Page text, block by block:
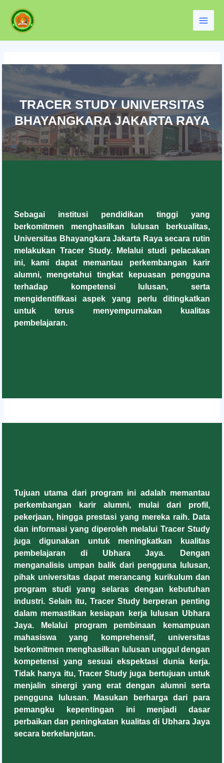
konten
Main
TRACER STUDY UNIVERSITAS
BHAYANGKARA JAKARTA RAYA
Sebagai institusi pendidikan tinggi yang
berkomitmen menghasilkan lulusan berkualitas,
Universitas Bhayangkara Jakarta Raya secara rutin
melakukan Tracer Study. Melalui studi pelacakan
ini, kami dapat memantau perkembangan karir
alumni, mengetahui tingkat kepuasan pengguna
terhadap kompetensi lulusan, serta
mengidentifikasi aspek yang perlu ditingkatkan
untuk terus menyempurnakan kualitas
pembelajaran.
Tujuan utama dari program ini adalah memantau
perkembangan karir alumni, mulai dari profil,
pekerjaan, hingga prestasi yang mereka raih. Data
dan informasi yang diperoleh melalui Tracer Study
juga digunakan untuk meningkatkan kualitas
pembelajaran di Ubhara Jaya. Dengan
menganalisis umpan balik dari pengguna lulusan,
pihak universitas dapat merancang kurikulum dan
program studi yang selaras dengan kebutuhan
industri. Selain itu, Tracer Study berperan penting
dalam memastikan kesiapan kerja lulusan Ubhara
Jaya. Melalui program pembinaan kemampuan
mahasiswa yang komprehensif, universitas
berkomitmen menghasilkan lulusan unggul dengan
kompetensi yang sesuai ekspektasi dunia kerja.
Tidak hanya itu, Tracer Study juga bertujuan untuk
menjalin sinergi yang erat dengan alumni serta
pengguna lulusan. Masukan berharga dari para
pemangku kepentingan ini menjadi dasar
perbaikan dan peningkatan kualitas di Ubhara Jaya
secara berkelanjutan.